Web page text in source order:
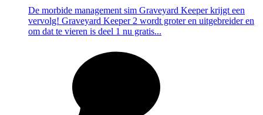
De morbide management sim Graveyard Keeper krijgt een
vervolg! Graveyard Keeper 2 wordt groter en uitgebreider en
om dat te vieren is deel 1 nu gratis...